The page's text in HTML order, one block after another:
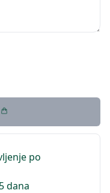
po
dana